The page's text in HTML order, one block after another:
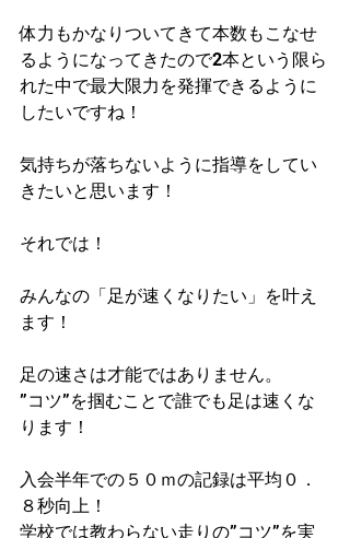
体力もかなりついてきて本数もこなせ
るようになってきたので2本という限ら
れた中で最大限力を発揮できるように
したいですね！
気持ちが落ちないように指導をしてい
きたいと思います！
それでは！
みんなの「足が速くなりたい」を叶え
ます！
足の速さは才能ではありません。
”コツ”を掴むことで誰でも足は速くな
ります！
入会半年での５０ｍの記録は平均０．
８秒向上！​
学校では教わらない走りの”コツ”を実